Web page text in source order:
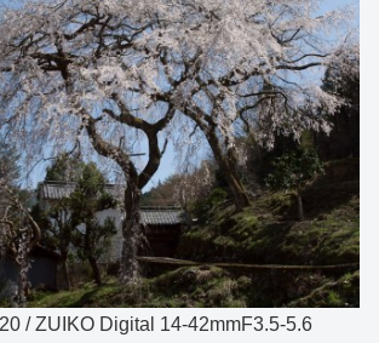
/ ZUIKO Digital 14-42mmF3.5-5.6